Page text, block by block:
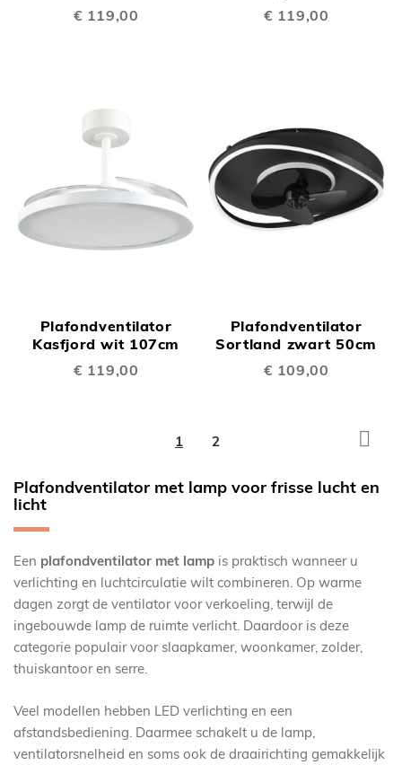
€ 119,00
€ 119,00
Plafondventilator
Kasfjord wit 107cm
€ 119,00
Plafondventilator
Sortland zwart 50cm
€ 109,00
Pagina
U
momenteel
1 Pagina
2
Plafondventilator met lamp voor frisse lucht en
licht
Een plafondventilator met lamp is praktisch wanneer u
verlichting en luchtcirculatie wilt combineren. Op warme
dagen zorgt de ventilator voor verkoeling, terwijl de
ingebouwde lamp de ruimte verlicht. Daardoor is deze
categorie populair voor slaapkamer, woonkamer, zolder,
thuiskantoor en serre.
Veel modellen hebben LED verlichting en een
afstandsbediening. Daarmee schakelt u de lamp,
ventilatorsnelheid en soms ook de draairichting gemakkelijk